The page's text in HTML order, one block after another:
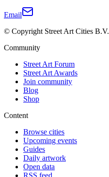
Email
© Copyright Street Art Cities B.V.
Community
Street Art Forum
Street Art Awards
Join community
Blog
Shop
Content
Browse cities
Upcoming events
Guides
Daily artwork
Open data
RSS feed